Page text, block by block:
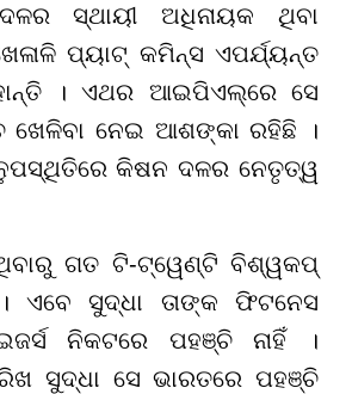
ସ୍ଥାୟୀ ଅଧିନାୟକ ଥିବା
ପ୍ୟାଟ୍ କମିନ୍ସ ଏପର୍ଯ୍ୟନ୍ତ
। ଏଥର ଆଇପିଏଲ୍ରେ ସେ
ଖେଳିବା ନେଇ ଆଶଙ୍କା ରହିଛି ।
କିଷନ ଦଳର ନେତୃତ୍ୱ
ଗତ ଟି-ଟ୍ୱେଣ୍ଟି ବିଶ୍ୱକପ୍
ଏବେ ସୁଦ୍ଧା ତାଙ୍କ ଫିଟନେସ
ନିକଟରେ ପହଞ୍ଚି ନାହିଁ ।
ସୁଦ୍ଧା ସେ ଭାରତରେ ପହଞ୍ଚି